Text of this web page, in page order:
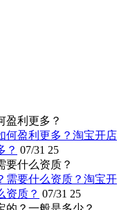
盈利更多？
淘宝开店
？ 07/31 25
要什么资质？
淘宝开
资质？ 07/31 25